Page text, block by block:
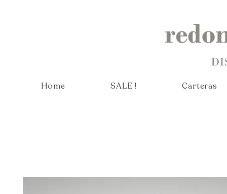
Home SALE ! Carteras